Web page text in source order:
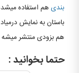
بندی
باستان به نمایش
هم بزودی منتشر میشه
حتما بخوانید :